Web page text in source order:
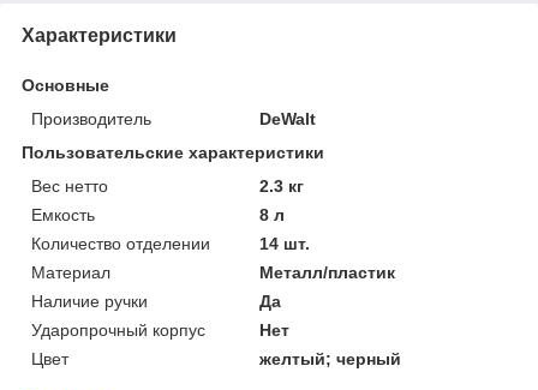
Характеристики
Основные
Производитель
DeWalt
Пользовательские характеристики
Вес нетто
2.3 кг
Емкость
8 л
Количество отделении
14 шт.
Материал
Металл/пластик
Наличие ручки
Да
Ударопрочный корпус
Нет
Цвет
желтый; черный